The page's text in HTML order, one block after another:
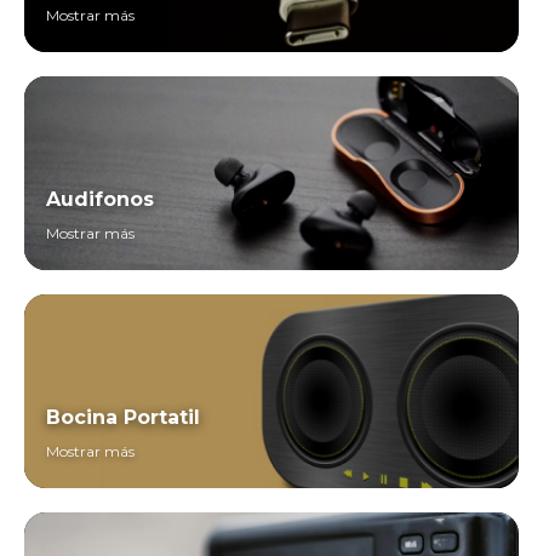
Mostrar más
Audifonos
Mostrar más
Bocina Portatil
Mostrar más